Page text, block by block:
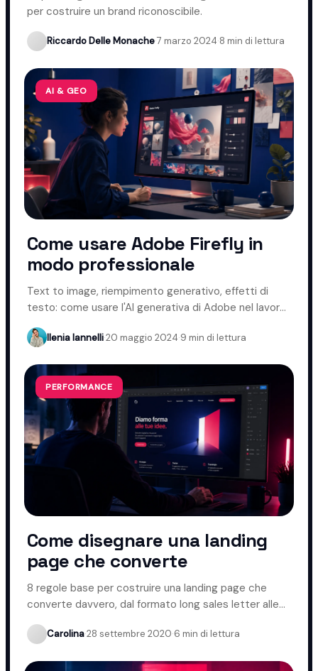
per costruire un brand riconoscibile.
Riccardo Delle Monache·7 marzo 2024·8 min di lettura
AI & GEO
Come usare Adobe Firefly in
modo professionale
Text to image, riempimento generativo, effetti di
testo: come usare l'AI generativa di Adobe nel lavoro
creativo.
Ilenia Iannelli·20 maggio 2024·9 min di lettura
PERFORMANCE
Come disegnare una landing
page che converte
8 regole base per costruire una landing page che
converte davvero, dal formato long sales letter alle
Carolina·28 settembre 2020·6 min di lettura